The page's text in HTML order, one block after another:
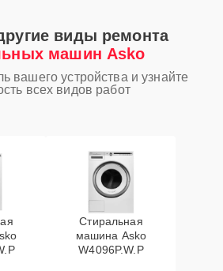
виды ремонта
машин Asko
вашего устройства и узнайте
всех видов работ
Стиральная
машина Asko
W4096P.W.P